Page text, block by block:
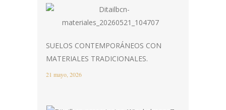
SUELOS CONTEMPORÁNEOS CON
MATERIALES TRADICIONALES.
21 mayo, 2026